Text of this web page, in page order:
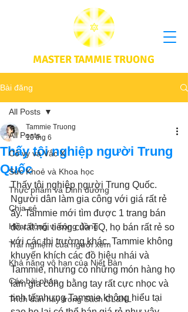
MASTER TAMMIE TRUONG
Bài đăng
All Posts
Cô vy và Vắc X
Sức Khoẻ và Khoa học
Thực phầm và Dinh dưỡng
Chia sẻ
Hoạt động vì cộng đồng
Trải nghiệm của người xem
Khả năng vô hạn của Niết Bàn
Các bài pháp
Trích dẫn hay trong Sách CL&NL
All Posts
Thấy tội nghiệp người Trung
Quốc
Tammie Truong
10 thg 6
Thấy tội nghiệp người Trung Quốc.
Người dân làm gia công với giá rất rẻ
ấy. Tammie mới tìm được 1 trang bán
đồ rất nổi tiếng của TQ, họ bán rất rẻ so
với các thị trường khác. Tammie không
khuyến khích các đồ hiệu nhái và
Tammie, nhưng có những món hàng họ
làm gia công bằng tay rất cực nhọc và
tinh tế nhưng Tammie không hiểu tại